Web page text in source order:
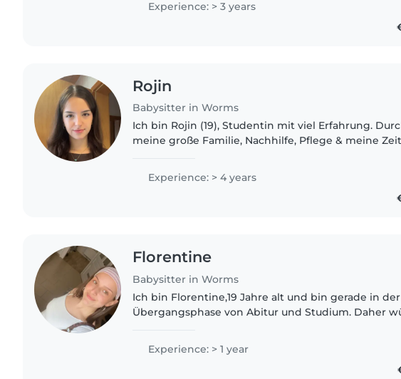
Experience: > 3 years
Rojin
Babysitter in Worms
Ich bin Rojin (19), Studentin mit viel Erfahrung.
meine große Familie, Nachhilfe, Pflege & meine
Kindern jeder..
Experience: > 4 years
Florentine
Babysitter in Worms
Ich bin Florentine,19 Jahre alt und bin gerade in der
Übergangsphase von Abitur und Studium. Daher
Erfahrung durch Kinder..
Experience: > 1 year